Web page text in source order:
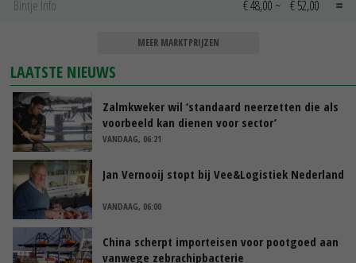
Bintje Info
€ 48,00 ~ € 52,00
MEER MARKTPRIJZEN
LAATSTE NIEUWS
Zalmkweker wil ‘standaard neerzetten die als
voorbeeld kan dienen voor sector’
VANDAAG, 06:21
Jan Vernooij stopt bij Vee&Logistiek Nederland
VANDAAG, 06:00
China scherpt importeisen voor pootgoed aan
vanwege zebrachipbacterie